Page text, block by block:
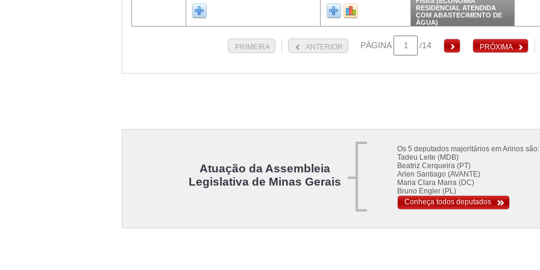
RESIDENCIAL ATENDIDA
COM ABASTECIMENTO DE
ÁGUA)
PRIMEIRA ANTERIOR PÁGINA /14 PRÓXIMA
Atuação da Assembleia
Legislativa de Minas Gerais
Os 5 deputados majoritários em Arinos são:
Tadeu Leite (MDB)
Beatriz Cerqueira (PT)
Arlen Santiago (AVANTE)
Maria Clara Marra (DC)
Bruno Engler (PL)
Conheça todos deputados